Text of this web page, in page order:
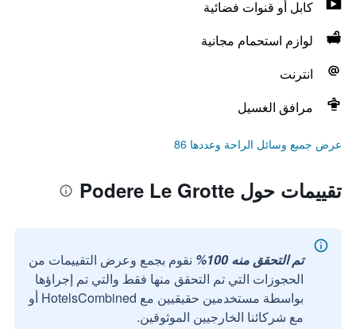
كابل أو قنوات فضائية
لوازم استحمام مجانية
انترنت
مرافق الغسيل
عرض جميع وسائل الراحة وعددها 86
تقييمات حول Podere Le Grotte
تم التحقق منه 100%
نقوم بجمع وعرض التقييمات من
الحجوزات التي تم التحقق منها فقط والتي تم إجراؤها
بواسطة مستخدمين حقيقيين مع HotelsCombined أو
مع شركائنا الخارجيين الموثوقين.